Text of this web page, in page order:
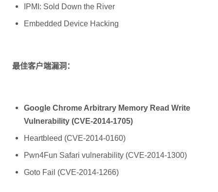
IPMI: Sold Down the River
Embedded Device Hacking
最佳客户端漏洞：
Google Chrome Arbitrary Memory Read Write
Vulnerability (CVE-2014-1705)
Heartbleed (CVE-2014-0160)
Pwn4Fun Safari vulnerability (CVE-2014-1300)
Goto Fail (CVE-2014-1266)